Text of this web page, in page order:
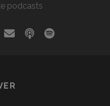
podcasts
emailpodcastspotify